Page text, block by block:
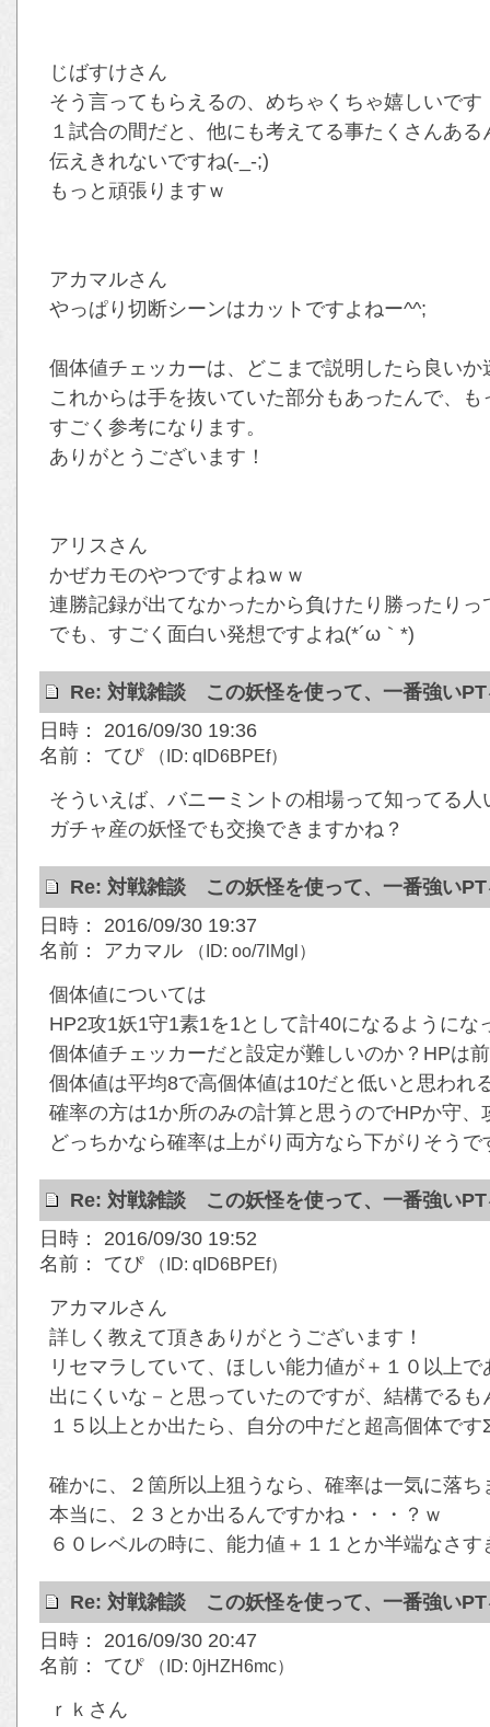
じばすけさん
そう言ってもらえるの、めちゃくちゃ嬉しいです
１試合の間だと、他にも考えてる事たくさんある
伝えきれないですね(-_-;)
もっと頑張りますｗ
アカマルさん
やっぱり切断シーンはカットですよねー^^;
個体値チェッカーは、どこまで説明したら良い
これからは手を抜いていた部分もあったんで、
すごく参考になります。
ありがとうございます！
アリスさん
かぜカモのやつですよねｗｗ
連勝記録が出てなかったから負けたり勝ったり
でも、すごく面白い発想ですよね(*´ω｀*)
Re: 対戦雑談 この妖怪を使って、一番強い
日時： 2016/09/30 19:36
名前： てぴ
（ID: qID6BPEf）
そういえば、バニーミントの相場って知ってる人
ガチャ産の妖怪でも交換できますかね？
Re: 対戦雑談 この妖怪を使って、一番強い
日時： 2016/09/30 19:37
名前： アカマル
（ID: oo/7lMgl）
個体値については
HP2攻1妖1守1素1を1として計40になるようにな
個体値チェッカーだと設定が難しいのか？HPは
個体値は平均8で高個体値は10だと低いと思われ
確率の方は1か所のみの計算と思うのでHPか守
どっちかなら確率は上がり両方なら下がりそうで
Re: 対戦雑談 この妖怪を使って、一番強い
日時： 2016/09/30 19:52
名前： てぴ
（ID: qID6BPEf）
アカマルさん
詳しく教えて頂きありがとうございます！
リセマラしていて、ほしい能力値が＋１０以上
出にくいな－と思っていたのですが、結構でるも
１５以上とか出たら、自分の中だと超高個体で
確かに、２箇所以上狙うなら、確率は一気に落ち
本当に、２３とか出るんですかね・・・？ｗ
６０レベルの時に、能力値＋１１とか半端なさす
Re: 対戦雑談 この妖怪を使って、一番強い
日時： 2016/09/30 20:47
名前： てぴ
（ID: 0jHZH6mc）
ｒｋさん